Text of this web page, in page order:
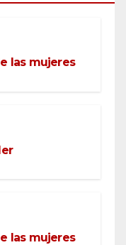
las mujeres
las mujeres